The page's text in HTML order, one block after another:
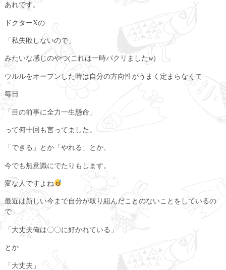
あれです。
ドクターXの
「私失敗しないので」
みたいな感じのやつ(これは一時パクリましたw)
ウルルをオープンした時は自分の方向性がうまく定まらなくて
毎日
「目の前事に全力一生懸命」
って何十回も言ってました。
「できる」とか「やれる」とか、
今でも無意識にでたりもします。
変な人ですよね
最近は新しい今まで自分が取り組んだことのないことをしているの
で
「大丈夫俺は〇〇に好かれている」
とか
「大丈夫」